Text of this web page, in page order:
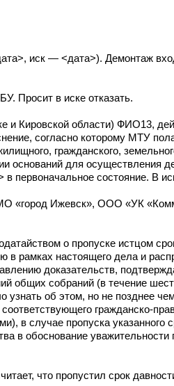
иск — <дата>). Демонтаж
Просит в иске отказать.
и Кировской области) ФИО13,
согласно которому МТУ
гражданского,
оснований для осуществления
первоначальное состояние. В
МО «город Ижевск», ООО «УК
о пропуске истцом
рамках настоящего дела и
доказательств,
общих собраний (в течение
об этом, но не позднее
гражданско-
в случае пропуска указанного
в обоснование уважительности
что пропустил срок